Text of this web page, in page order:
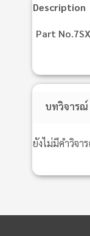
Description
Part
บทวิจารณ์
ยังไม่มีคำวิจา